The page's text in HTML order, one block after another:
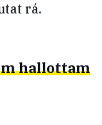
rá.
hallottam